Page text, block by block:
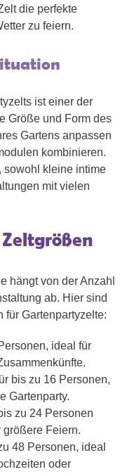
die perfekte
zu feiern.
ist einer der
Größe und Form des
Gartens anpassen
kombinieren.
sowohl kleine intime
mit vielen
hängt von der Anzahl
ab. Hier sind
für Gartenpartyzelte:
ideal für
bis zu 16 Personen,
Gartenparty.
zu 24 Personen
Feiern.
48 Personen, ideal
oder